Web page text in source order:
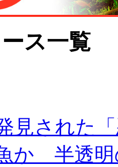
ス一覧
見された
か 半透明